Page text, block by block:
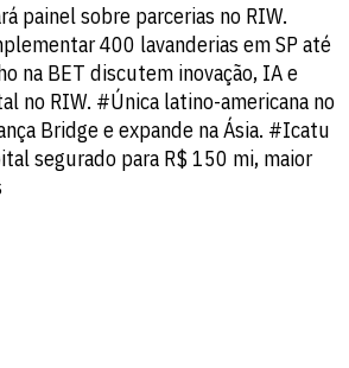
painel sobre parcerias no RIW.
400 lavanderias em SP até
na BET discutem inovação, IA e
no RIW. #Única latino-americana no
Bridge e expande na Ásia. #Icatu
segurado para R$ 150 mi, maior